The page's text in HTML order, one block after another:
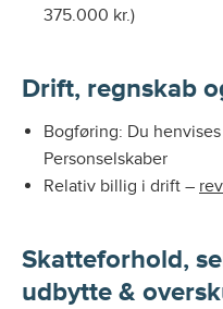
375.000 kr.)
Drift, regnskab
Bogføring: Du
Personselskaber
Relativ billig i drift –
Skatteforhold,
udbytte &